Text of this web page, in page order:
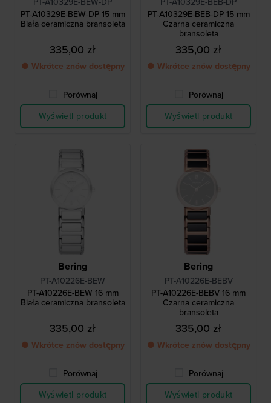
PT-A10329E-BEW-DP 15 mm
Biała ceramiczna bransoleta
335,00 zł
● Wkrótce znów dostępny
Porównaj
Wyświetl produkt
PT-A10329E-BEB-DP 15 mm
Czarna ceramiczna
bransoleta
335,00 zł
● Wkrótce znów dostępny
Porównaj
Wyświetl produkt
Bering
PT-A10226E-BEW
PT-A10226E-BEW 16 mm
Biała ceramiczna bransoleta
335,00 zł
● Wkrótce znów dostępny
Porównaj
Wyświetl produkt
Bering
PT-A10226E-BEBV
PT-A10226E-BEBV 16 mm
Czarna ceramiczna
bransoleta
335,00 zł
● Wkrótce znów dostępny
Porównaj
Wyświetl produkt